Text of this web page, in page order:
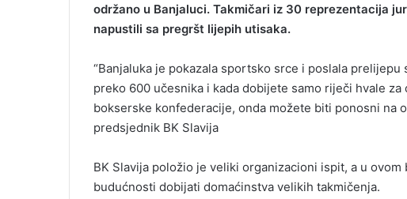
održano u Banjaluci. Takmičari iz 30 reprezentacija
napustili sa pregršt lijepih utisaka.
“Banjaluka je pokazala sportsko srce i poslala
preko 600 učesnika i kada dobijete samo riječi hvale
bokserske konfederacije, onda možete biti ponosni na
predsjednik BK Slavija
BK Slavija položio je veliki organizacioni ispit, a u
budućnosti dobijati domaćinstva velikih takmičenja.